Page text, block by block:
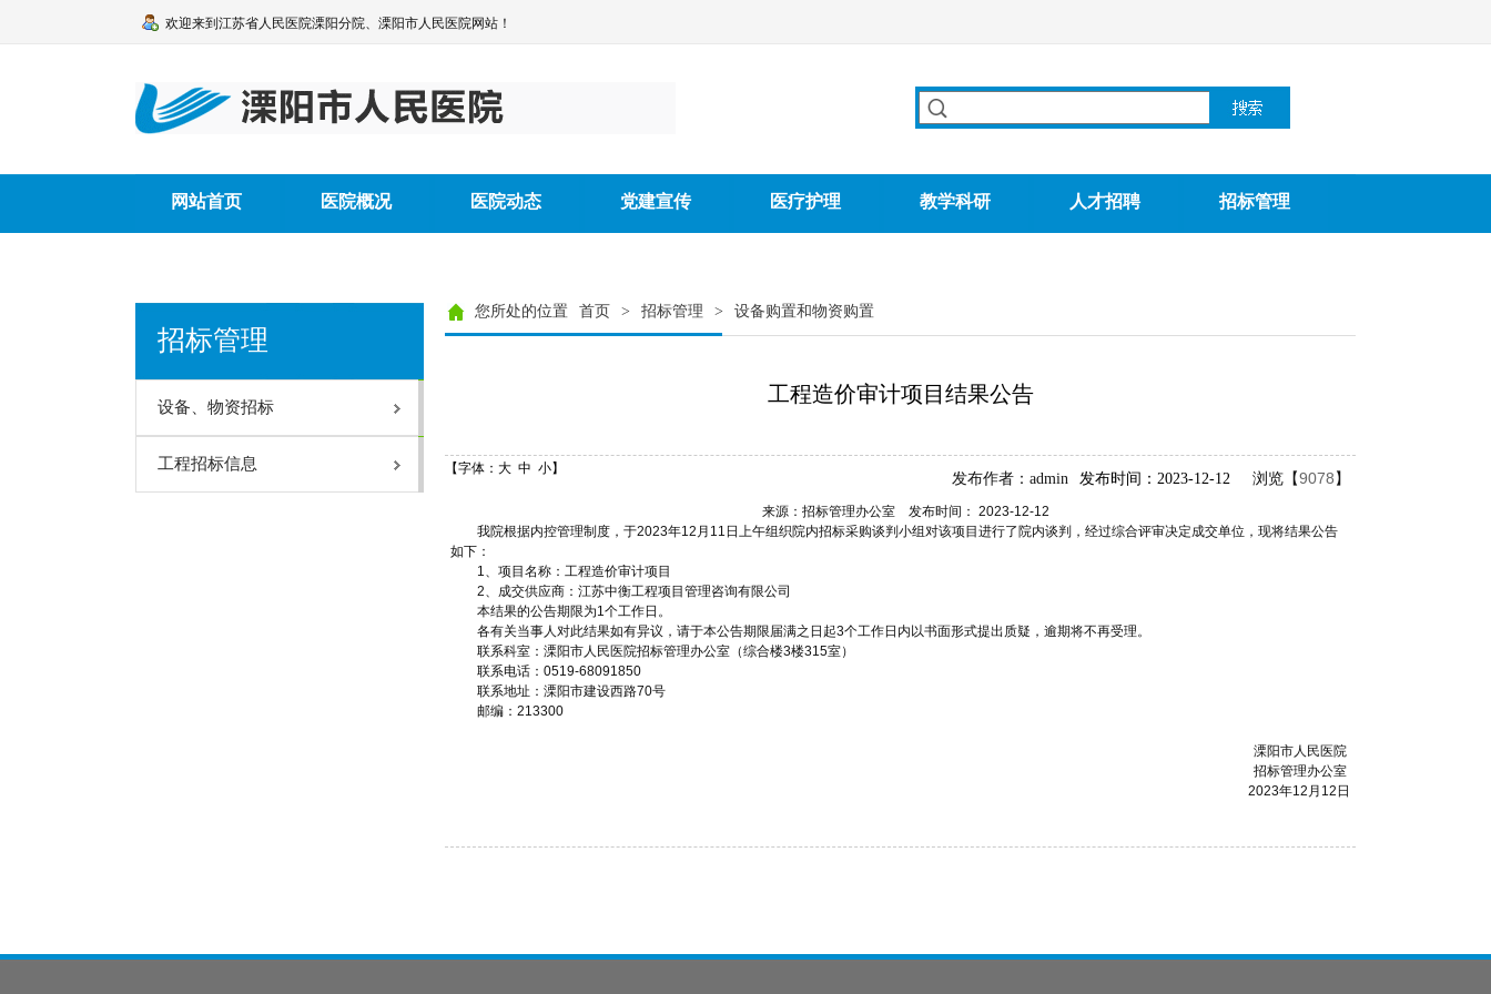
欢迎来到江苏省人民医院溧阳分院、溧阳市人民医院网站！
网站首页 医院概况 医院动态 党建宣传 医疗护理 教学科研 人才招聘 招标管理
健康教育
招标管理
设备、物资招标
工程招标信息
健康教育
医院简介
我院领导班子
机构设置
溧阳市人民医院章程
建设项目竣工环境保护验收监测报告
工程造价审计项目结果公告
发布作者：admin 发布时间：2023-12-12 浏览【9078 】
【字体： 大 中 小】
来源：招标管理办公室 发布时间： 2023-12-12
我院根据内控管理制度，于2023年12月11日上午组织院内招标采购谈判小组对该项目进行了院内谈判，经过综合评审决定成交单位，现将结果公告
如下：
1、项目名称：工程造价审计项目
2、成交供应商：江苏中衡工程项目管理咨询有限公司
本结果的公告期限为1个工作日。
各有关当事人对此结果如有异议，请于本公告期限届满之日起3个工作日内以书面形式提出质疑，逾期将不再受理。
联系科室：溧阳市人民医院招标管理办公室（综合楼3楼315室）
联系电话：0519-68091850
联系地址：溧阳市建设西路70号
邮编：213300
溧阳市人民医院
招标管理办公室
2023年12月12日
您所处的位置 首页 > 招标管理 > 设备购置和物资购置